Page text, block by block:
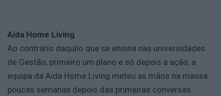
Aida Home Living
Ao contrário daquilo que se ensina nas universidades
de Gestão, primeiro um plano e só depois a ação, a
equipa da Aida Home Living meteu as mãos na massa
poucas semanas depois das primeiras conversas